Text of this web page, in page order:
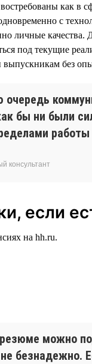
как
с
качества.
под текущие
без
бы ни были
консультант
если
на hh.ru.
можно
безнадежно.